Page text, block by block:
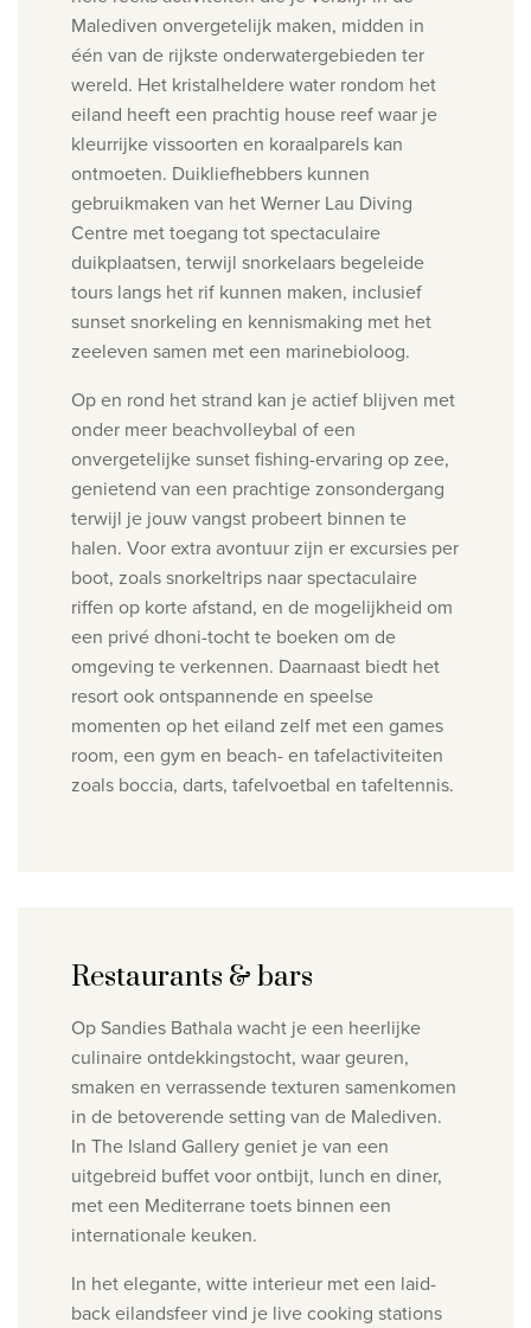
Malediven onvergetelijk maken, midden in
één van de rijkste onderwatergebieden ter
wereld. Het kristalheldere water rondom het
eiland heeft een prachtig house reef waar je
kleurrijke vissoorten en koraalparels kan
ontmoeten. Duikliefhebbers kunnen
gebruikmaken van het Werner Lau Diving
Centre met toegang tot spectaculaire
duikplaatsen, terwijl snorkelaars begeleide
tours langs het rif kunnen maken, inclusief
sunset snorkeling en kennismaking met het
zeeleven samen met een marinebioloog.
Op en rond het strand kan je actief blijven met
onder meer beachvolleybal of een
onvergetelijke sunset fishing-ervaring op zee,
genietend van een prachtige zonsondergang
terwijl je jouw vangst probeert binnen te
halen. Voor extra avontuur zijn er excursies per
boot, zoals snorkeltrips naar spectaculaire
riffen op korte afstand, en de mogelijkheid om
een privé dhoni-tocht te boeken om de
omgeving te verkennen. Daarnaast biedt het
resort ook ontspannende en speelse
momenten op het eiland zelf met een games
room, een gym en beach- en tafelactiviteiten
zoals boccia, darts, tafelvoetbal en tafeltennis.
Restaurants & bars
Op Sandies Bathala wacht je een heerlijke
culinaire ontdekkingstocht, waar geuren,
smaken en verrassende texturen samenkomen
in de betoverende setting van de Malediven.
In The Island Gallery geniet je van een
uitgebreid buffet voor ontbijt, lunch en diner,
met een Mediterrane toets binnen een
internationale keuken.
In het elegante, witte interieur met een laid-
back eilandsfeer vind je live cooking stations